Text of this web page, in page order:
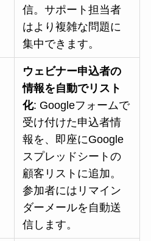
信。サポート担当者
はより複雑な問題に
集中できます。
ウェビナー申込者の
情報を自動でリスト
化: Googleフォームで
受け付けた申込者情
報を、即座にGoogle
スプレッドシートの
顧客リストに追加。
参加者にはリマイン
ダーメールを自動送
信します。